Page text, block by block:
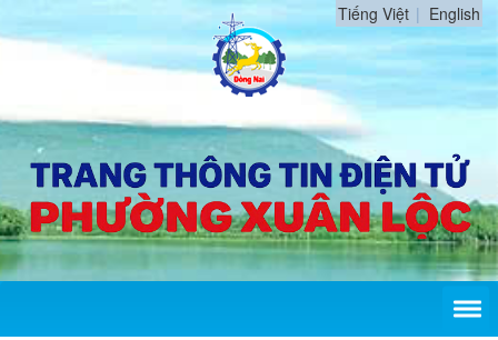
Tiếng Việt English